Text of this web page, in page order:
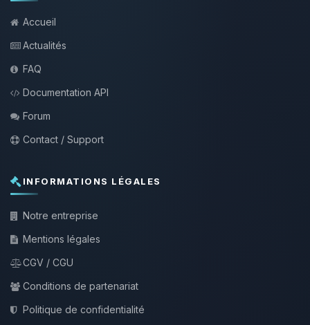
Accueil
Actualités
FAQ
Documentation API
Forum
Contact / Support
INFORMATIONS LÉGALES
Notre entreprise
Mentions légales
CGV / CGU
Conditions de partenariat
Politique de confidentialité